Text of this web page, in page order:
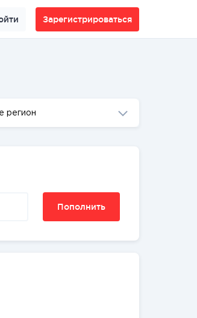
Зарегистрироваться
регион
Пополнить